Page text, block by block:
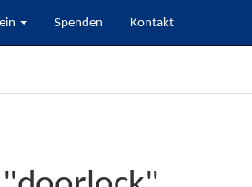
Spenden Kontakt